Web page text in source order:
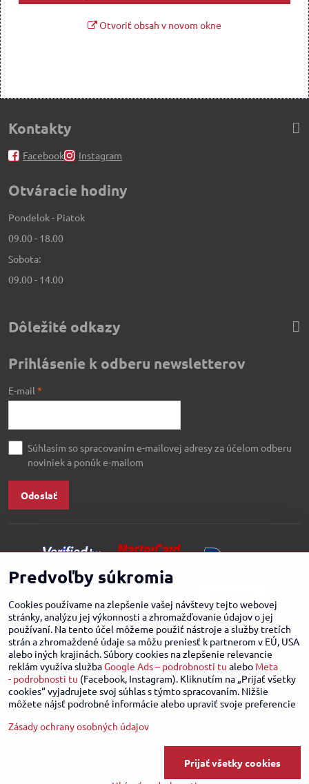
Otvoriť obsah v novom okne
Kontakty
Facebook Instagram
Otváracie hodiny
Pondelok - Piatok
09.00 - 18.00
Sobota:
09.00 - 14.00
Dôležité odkazy
Prihlásenie k odberu newsletterov
E-mail *
Súhlasím so spracovaním e-mailovej adresy za účelom odberu
noviniek a ponúk e-mailom
Odoslať
Zásady ochrany osobných údajov
Predvoľby súkromia
Cookies používame na zlepšenie vašej návštevy tejto webovej
stránky, analýzu jej výkonnosti a zhromažďovanie údajov o jej
používaní. Na tento účel môžeme použiť nástroje a služby tretích
strán a zhromaždené údaje sa môžu preniesť k partnerom v EÚ, USA
alebo iných krajinách. Súbory cookies na zlepšenie relevancie
reklám využíva službaGoogle Ads – podrobnosti tu alebo Meta
- podrobnosti tu (Facebook, Instagram). Kliknutím na „Prijať všetky
cookies“ vyjadrujete svoj súhlas s týmto spracovaním. Nižšie
môžete nájsť podrobné informácie alebo upraviť svoje preferencie
Zásady ochrany osobných údajov
Prijať všetky cookies